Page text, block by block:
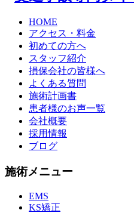
HOME
アクセス・料金
初めての方へ
スタッフ紹介
損保会社の皆様へ
よくある質問
施術計画書
患者様のお声一覧
会社概要
採用情報
ブログ
施術メニュー
EMS
KS矯正